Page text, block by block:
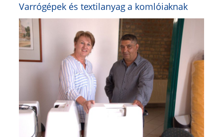
Varrógépek és textilanyag a komlóiaknak